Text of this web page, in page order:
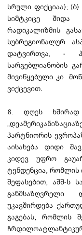
სრული ფიქციაა);
სიმტკიცე შიდა
რადიკალიზმის
სუბრეგიონალურ
დატვირთვა, -
სარგებლიანობის
მივიწყებული კი
ვიქცევით.
8. დღეს ხშირად
პარტნიორის
აისახება დიდი
კიდევ უფრო
ტენდენცია, რომლის
შეფასებით, აშშ-ს
განმსაზღვრელი
უკავშირდება
გაგებას, რომლის